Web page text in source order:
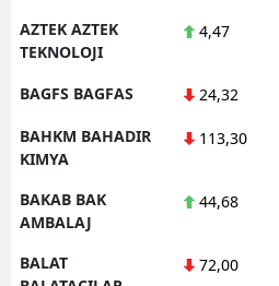
AZTEK AZTEK
TEKNOLOJI
4,47
BAGFS BAGFAS 24,32
BAHKM BAHADIR
KIMYA
113,30
BAKAB BAK
AMBALAJ
44,68
BALAT
72,00